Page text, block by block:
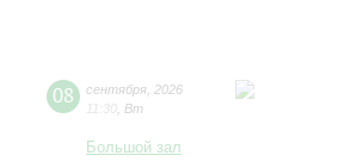
08 сентября 2026
11:30 Вт
Большой зал